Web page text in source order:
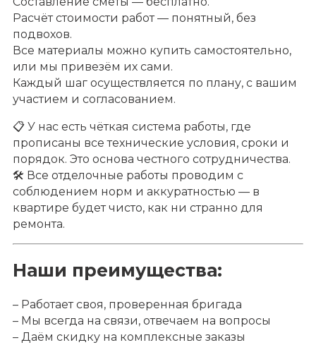
Расчёт стоимости работ — понятный, без
подвохов.
Все материалы можно купить самостоятельно,
или мы привезём их сами.
Каждый шаг осуществляется по плану, с вашим
участием и согласованием.
📋 У нас есть чёткая система работы, где
прописаны все технические условия, сроки и
порядок. Это основа честного сотрудничества.
🛠 Все отделочные работы проводим с
соблюдением норм и аккуратностью — в
квартире будет чисто, как ни странно для
ремонта.
Наши преимущества:
– Работает своя, проверенная бригада
– Мы всегда на связи, отвечаем на вопросы
– Даём скидку на комплексные заказы